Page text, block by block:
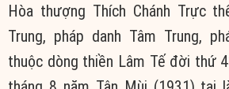
Hòa thượng Thích Chánh Trực
Trung, pháp danh Tâm Trung,
thuộc dòng thiền Lâm Tế đời thứ